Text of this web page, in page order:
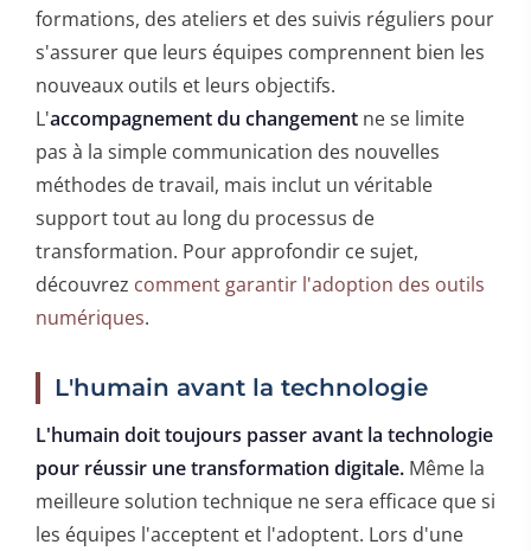
formations, des ateliers et des suivis réguliers pour
s'assurer que leurs équipes comprennent bien les
nouveaux outils et leurs objectifs.
L'accompagnement du changement ne se limite
pas à la simple communication des nouvelles
méthodes de travail, mais inclut un véritable
support tout au long du processus de
transformation. Pour approfondir ce sujet,
découvrez comment garantir l'adoption des outils
numériques.
L'humain avant la technologie
L'humain doit toujours passer avant la technologie
pour réussir une transformation digitale. Même la
meilleure solution technique ne sera efficace que si
les équipes l'acceptent et l'adoptent. Lors d'une